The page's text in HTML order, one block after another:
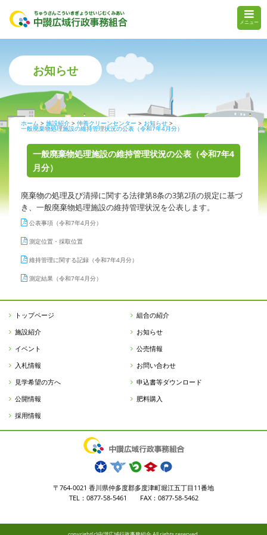
メニュー
お知らせ
ホーム 施設紹介 仲善クリーンセンター お知らせ
一般廃棄物処理施設の維持管理状況の公表（令和7年4月分）
一般廃棄物処理施設の維持管理状況の公表（令和7年4
月分）
廃棄物の処理及び清掃に関する法律第8条の3第2項の規定に基づ
き、一般廃棄物処理施設の維持管理状況を公表します。
公表事項（令和7年4月分）
測定位置・採取位置
維持管理に関する記録（令和7年4月分）
測定結果（令和7年4月分）
トップページ
組合の紹介
施設紹介
お知らせ
イベント
公売情報
入札情報
お問い合わせ
見学希望の方へ
申込書等ダウンロード
公開情報
肥料購入
採用情報
〒764-0021 香川県仲多度郡多度津町堀江五丁目11番地
TEL：0877-58-5461 FAX：0877-58-5462